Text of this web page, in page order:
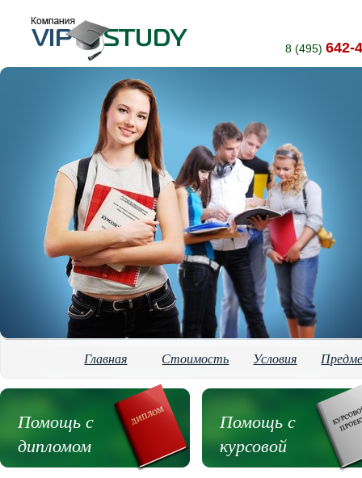
8 (495) 642-
Главная Стоимость Условия
Помощь с
дипломом
Помощь с
курсовой